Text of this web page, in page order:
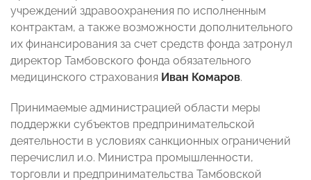
учреждений здравоохранения по исполненным
контрактам, а также возможности дополнительного
их финансирования за счет средств фонда затронул
директор Тамбовского фонда обязательного
медицинского страхования Иван Комаров.
Принимаемые администрацией области меры
поддержки субъектов предпринимательской
деятельности в условиях санкционных ограничений
перечислил и.о. Министра промышленности,
торговли и предпринимательства Тамбовской